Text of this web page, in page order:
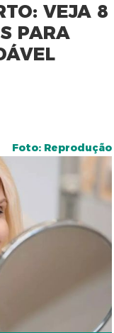
VEJA 8
PARA
Foto: Reprodução